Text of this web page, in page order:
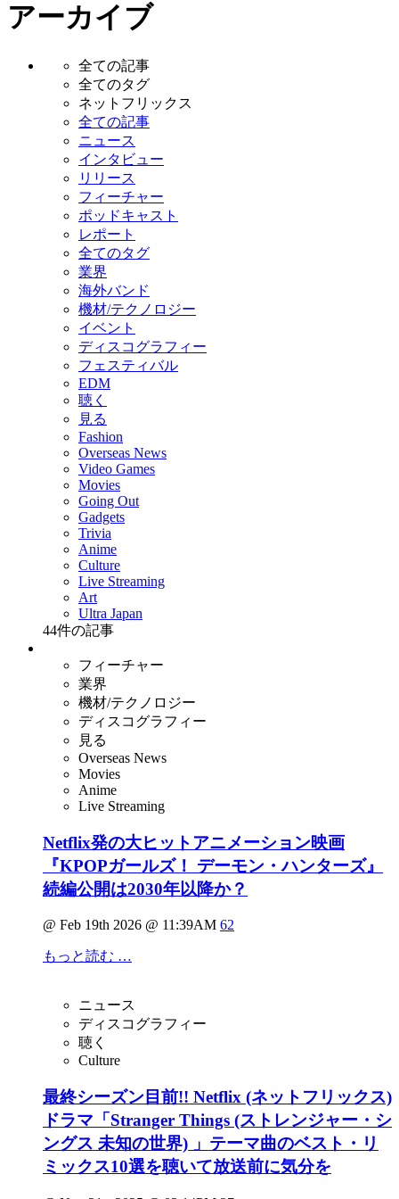
アーカイブ
全ての記事
全てのタグ
ネットフリックス
全ての記事
ニュース
インタビュー
リリース
フィーチャー
ポッドキャスト
レポート
全てのタグ
業界
海外バンド
機材/テクノロジー
イベント
ディスコグラフィー
フェスティバル
EDM
聴く
見る
Fashion
Overseas News
Video Games
Movies
Going Out
Gadgets
Trivia
Anime
Culture
Live Streaming
Art
Ultra Japan
44件の記事
フィーチャー
業界
機材/テクノロジー
ディスコグラフィー
見る
Overseas News
Movies
Anime
Live Streaming
Netflix発の大ヒットアニメーション映画
『KPOPガールズ！ デーモン・ハンターズ』
続編公開は2030年以降か？
@ Feb 19th 2026 @ 11:39AM 62
もっと読む …
ニュース
ディスコグラフィー
聴く
Culture
最終シーズン目前!! Netflix (ネットフリックス)
ドラマ「Stranger Things (ストレンジャー・シ
ングス 未知の世界) 」テーマ曲のベスト・リ
ミックス10選を聴いて放送前に気分を